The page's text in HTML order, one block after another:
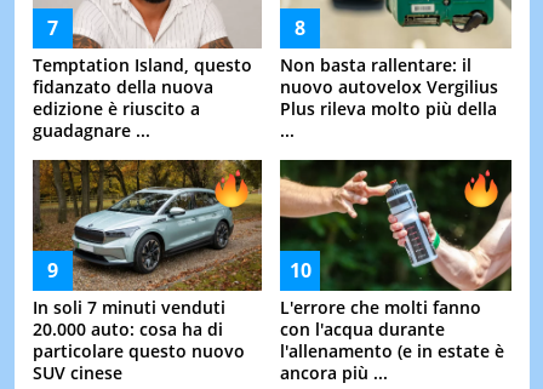
Temptation Island, questo
fidanzato della nuova
edizione è riuscito a
guadagnare ...
Non basta rallentare: il
nuovo autovelox Vergilius
Plus rileva molto più della
...
In soli 7 minuti venduti
20.000 auto: cosa ha di
particolare questo nuovo
SUV cinese
L'errore che molti fanno
con l'acqua durante
l'allenamento (e in estate è
ancora più ...